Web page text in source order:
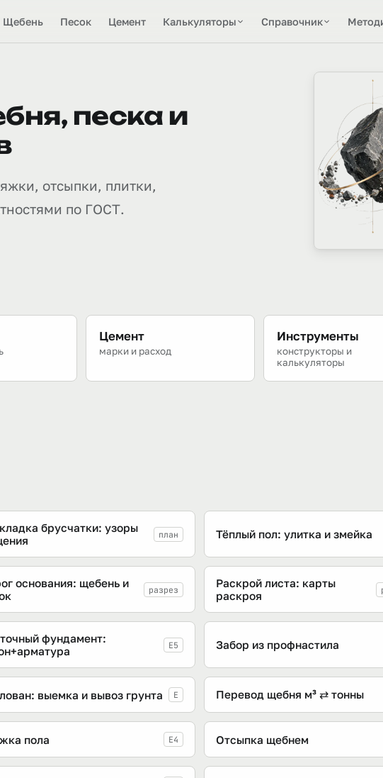
Щебень Песок Цемент Калькуляторы Справочник
песка и
отсыпки, плитки,
по ГОСТ.
Цемент
марки и расход
Инструменты
конструкторы и
калькуляторы
брусчатки: узоры
план Тёплый пол: улитка и змейка
основания: щебень и
разрез
Раскрой листа: карты
раскроя
фундамент:
E5 Забор из профнастила
выемка и вывоз грунта E Перевод щебня м³ ⇄ тонны
пола E4 Отсыпка щебнем